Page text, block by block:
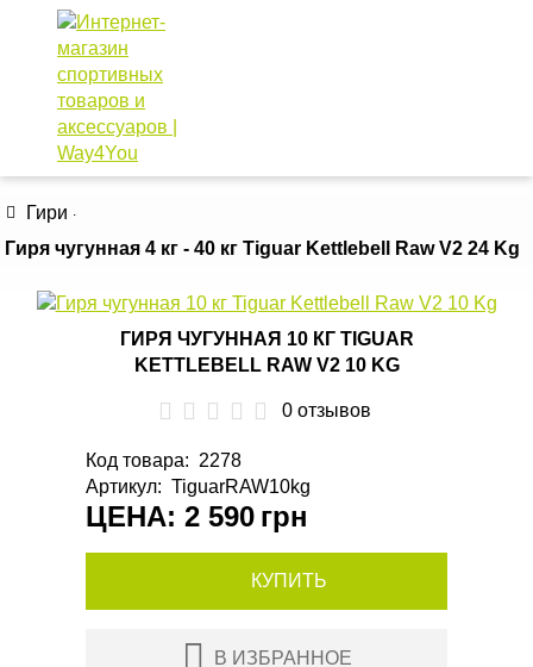
КАТАЛОГ ТОВАРОВ
Гири
Гиря чугунная 4 кг - 40 кг Tiguar Kettlebell Raw V2 24 Kg
ГИРЯ ЧУГУННАЯ 10 КГ TIGUAR
KETTLEBELL RAW V2 10 KG
0 отзывов
Код товара: 2278
Артикул: TiguarRAW10kg
ЦЕНА: 2 590 грн
КУПИТЬ
В ИЗБРАННОЕ